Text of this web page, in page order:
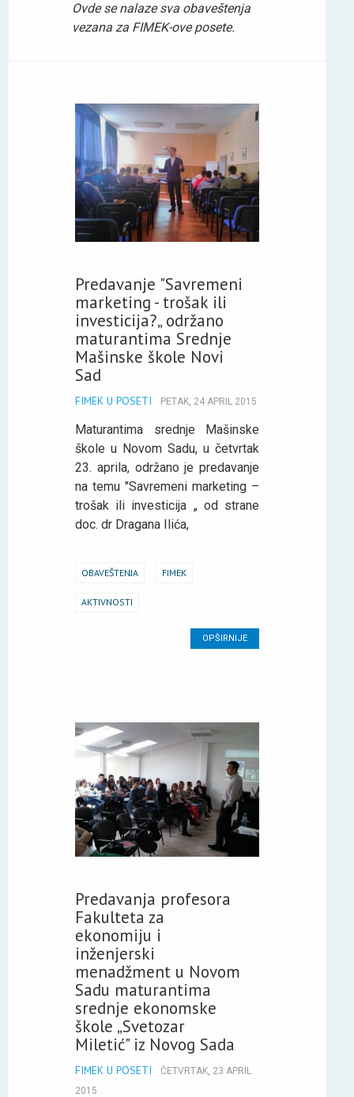
Ovde se nalaze sva obaveštenja
vezana za FIMEK-ove posete.
Predavanje "Savremeni
marketing - trošak ili
investicija?„ održano
maturantima Srednje
Mašinske škole Novi
Sad
FIMEK U POSETI PETAK, 24 APRIL 2015
Maturantima srednje Mašinske
škole u Novom Sadu, u četvrtak
23. aprila, održano je predavanje
na temu "Savremeni marketing –
trošak ili investicija „ od strane
doc. dr Dragana Ilića,
OBAVEŠTENJA FIMEK
AKTIVNOSTI
OPŠIRNIJE
Predavanja profesora
Fakulteta za
ekonomiju i
inženjerski
menadžment u Novom
Sadu maturantima
srednje ekonomske
škole „Svetozar
Miletić" iz Novog Sada
FIMEK U POSETI
ČETVRTAK, 23 APRIL
2015